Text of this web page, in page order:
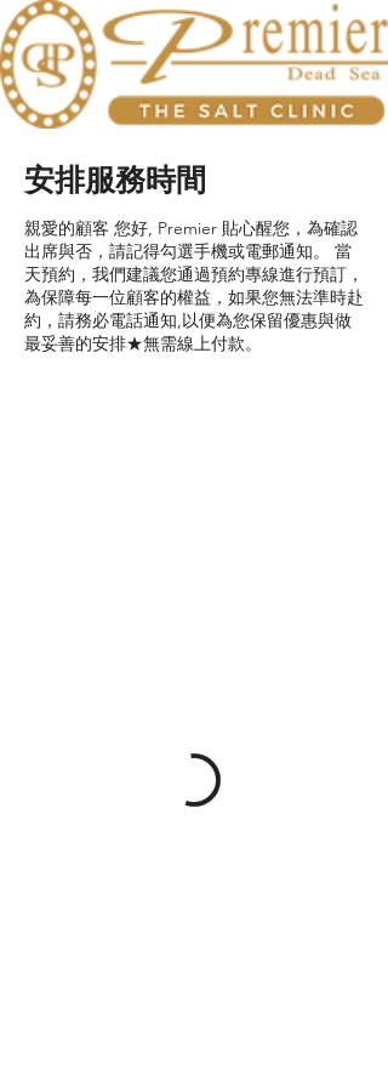
安排服務時間
親愛的顧客 您好, Premier 貼心醒您，為確認
出席與否，請記得勾選手機或電郵通知。 當
天預約，我們建議您通過預約專線進行預訂，
為保障每一位顧客的權益，如果您無法準時赴
約，請務必電話通知,以便為您保留優惠與做
最妥善的安排★無需線上付款。